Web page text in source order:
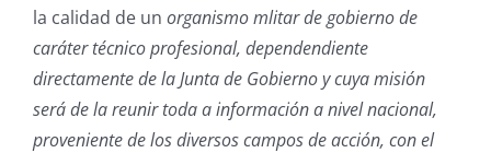
la calidad de un organismo mlitar de gobierno de
caráter técnico profesional, dependendiente
directamente de la Junta de Gobierno y cuya misión
será de la reunir toda a información a nivel nacional,
proveniente de los diversos campos de acción, con el